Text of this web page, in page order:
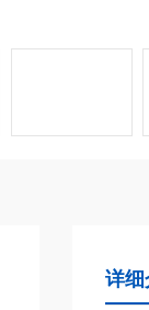
详细